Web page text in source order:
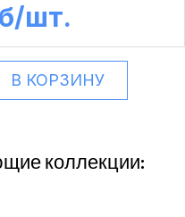
/шт.
В КОРЗИНУ
коллекции: